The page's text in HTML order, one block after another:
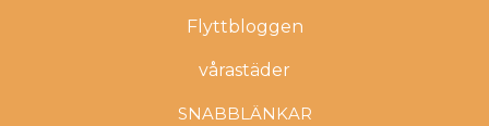
Flyttbloggen
vårastäder
SNABBLÄNKAR